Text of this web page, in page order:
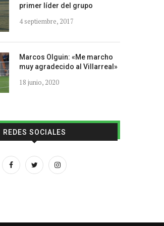
primer líder del grupo
4 septiembre, 2017
Marcos Olguin: «Me marcho
muy agradecido al Villarreal»
18 junio, 2020
REDES SOCIALES